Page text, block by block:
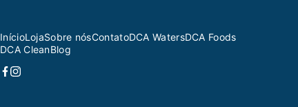
InícioLojaSobre nósContatoDCA WatersDCA Foods
DCA CleanBlog